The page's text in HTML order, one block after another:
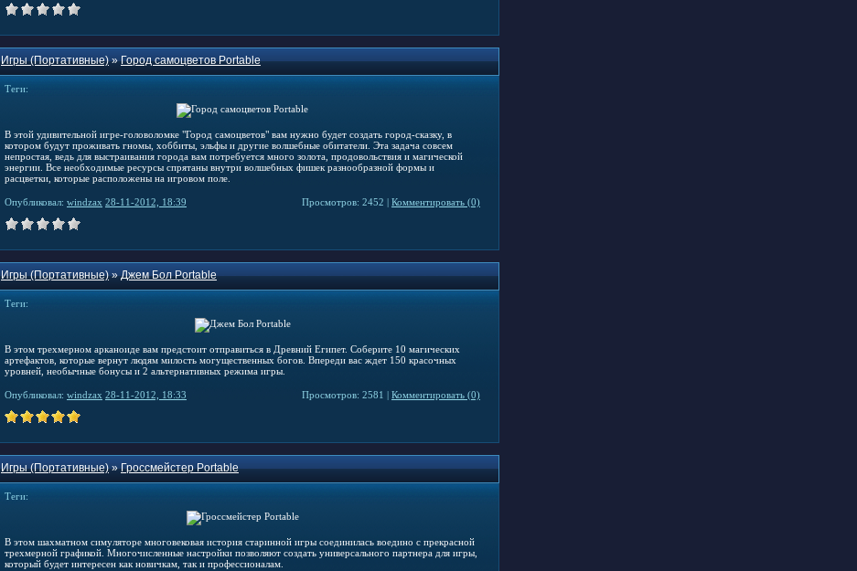
Игры (Портативные)»Город самоцветов Portable
Теги:
В этой удивительной игре-головоломке "Город самоцветов" вам нужно будет создать город-сказку, в
котором будут проживать гномы, хоббиты, эльфы и другие волшебные обитатели. Эта задача совсем
непростая, ведь для выстраивания города вам потребуется много золота, продовольствия и магической
энергии. Все необходимые ресурсы спрятаны внутри волшебных фишек разнообразной формы и
расцветки, которые расположены на игровом поле.
Опубликовал: windzax 28-11-2012, 18:39 Просмотров: 2452 | Комментировать (0)
Игры (Портативные)»Джем Бол Portable
Теги:
В этом трехмерном арканоиде вам предстоит отправиться в Древний Египет. Соберите 10 магических
артефактов, которые вернут людям милость могущественных богов. Впереди вас ждет 150 красочных
уровней, необычные бонусы и 2 альтернативных режима игры.
Опубликовал: windzax 28-11-2012, 18:33 Просмотров: 2581 | Комментировать (0)
Игры (Портативные)»Гроссмейстер Portable
Теги:
В этом шахматном симуляторе многовековая история старинной игры соединилась воедино с прекрасной
трехмерной графикой. Многочисленные настройки позволяют создать универсального партнера для игры,
который будет интересен как новичкам, так и профессионалам.